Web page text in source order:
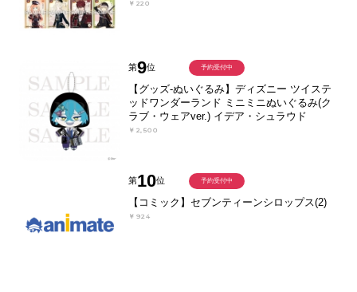
￥220
第9位
【グッズ-ぬいぐるみ】ディズニー ツイステ
ッドワンダーランド ミニミニぬいぐるみ(ク
ラブ・ウェアver.) イデア・シュラウド
￥2,500
予約受付中
第10位
【コミック】セブンティーンシロップス(2)
￥924
予約受付中